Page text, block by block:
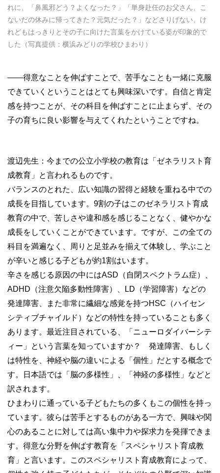
れに、「鼻風邪どう？よくなった？」「単身赴任のお父さん、こ
ないだの休みに帰ってきた？元気だった？」などさりげない、け
れどもはっきりとその子に向けた言葉をかけている姿が印象的で
した（写真提供：横浜みどりの学校ひまわり）
——得意なことを伸ばすことで、苦手なことも一緒に克服
できていくということはとても興味深いです。自信と肯定
感を持つことが、その科目を伸ばすことに止まらず、その
子の育ちに良い影響を与えてくれたということですね。
渡辺先生：今までの公立小学校の教育は「ゼネラリスト育
成教育」と言われるものです。
バランスのとれた、広い知識の習得と経験を重ねる中での
成長を目指しています。9割の子はこのゼネラリスト育成
教育の中で、苦しさや違和感を感じることなく、健やかな
成長をしていくことができています。ですが、この全ての
科目を満遍なく、周りと足並みを揃えて体験し、学ぶこと
が辛いと感じる子どもが約1割はいます。
辛さを感じる原因の中にはASD（自閉スペクトラム症）、
ADHD（注意欠陥多動性障害）、LD（学習障害）などの
発達障害、また非常に繊細な感覚を持つHSC（ハイセン
シティブチャイルド）などの特性を持っていることも多く
あります。最近注目されている、「ニューロダイバーシテ
ィー」という言葉を知っていますか？ 発達障害、もしく
は特性を、神経や脳の違いによる「個性」だとする概念で
す。日本語では「脳の多様性」、「神経の多様性」などと
訳されます。
ひまわりに通っている子どもたちの多くもこの個性を持っ
ています。彼らは苦手とするものがある一方で、興味や関
心のあることに対しては高い集中力や探求力を発揮できま
す。得意な分野を伸ばす教育を「スペシャリスト育成教
育」と言います。このスペシャリスト育成教育によって、